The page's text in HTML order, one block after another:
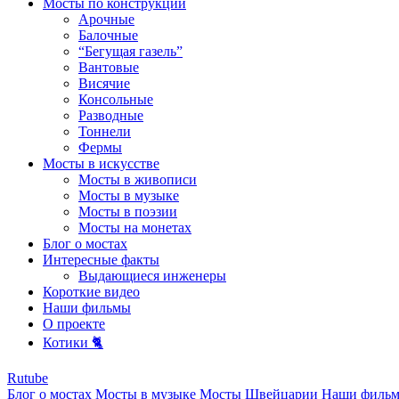
Мосты по конструкции
Арочные
Балочные
“Бегущая газель”
Вантовые
Висячие
Консольные
Разводные
Тоннели
Фермы
Мосты в искусстве
Мосты в живописи
Мосты в музыке
Мосты в поэзии
Мосты на монетах
Блог о мостах
Интересные факты
Выдающиеся инженеры
Короткие видео
Наши фильмы
О проекте
Котики 🐈
Rutube
Блог о мостах Мосты в музыке Мосты Швейцарии Наши